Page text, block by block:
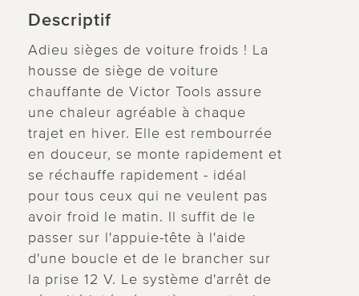
Descriptif
Adieu sièges de voiture froids ! La
housse de siège de voiture
chauffante de Victor Tools assure
une chaleur agréable à chaque
trajet en hiver. Elle est rembourrée
en douceur, se monte rapidement et
se réchauffe rapidement - idéal
pour tous ceux qui ne veulent pas
avoir froid le matin. Il suffit de le
passer sur l'appuie-tête à l'aide
d'une boucle et de le brancher sur
la prise 12 V. Le système d'arrêt de